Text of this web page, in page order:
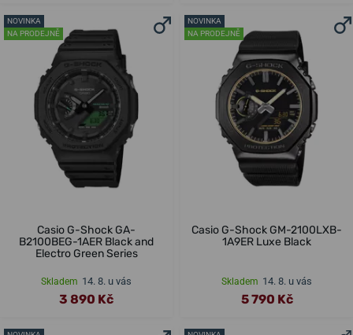
NOVINKA
NA PRODEJNĚ
Casio G-Shock GA-
B2100BEG-1AER Black and
Electro Green Series
Skladem 14. 8. u vás
3 890 Kč
NOVINKA
NA PRODEJNĚ
Casio G-Shock GM-2100LXB-
1A9ER Luxe Black
Skladem 14. 8. u vás
5 790 Kč